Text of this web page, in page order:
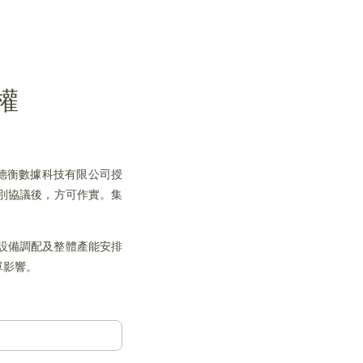
衡數據科技有限公司授
協議後，方可作實。集
備調配及整體產能安排
響。